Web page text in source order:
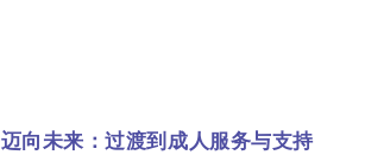
迈向未来：过渡到成人服务与支持